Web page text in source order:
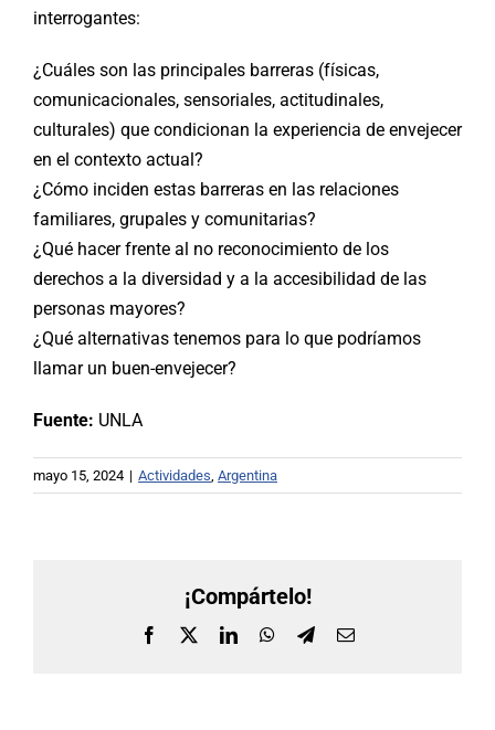
interrogantes:
¿Cuáles son las principales barreras (físicas,
comunicacionales, sensoriales, actitudinales,
culturales) que condicionan la experiencia de envejecer
en el contexto actual?
¿Cómo inciden estas barreras en las relaciones
familiares, grupales y comunitarias?
¿Qué hacer frente al no reconocimiento de los
derechos a la diversidad y a la accesibilidad de las
personas mayores?
¿Qué alternativas tenemos para lo que podríamos
llamar un buen-envejecer?
Fuente: UNLA
mayo 15, 2024 | Actividades Argentina
¡Compártelo!
Facebook LinkedInWhatsApp
TelegramCorreo